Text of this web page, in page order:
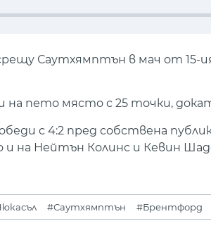
Саутхямптън в мач от 15-
пето място с 25 точки,
с 4:2 пред собствена
и на Нейтън Колинс и Кевин
#Саутхямптън #Брентфорд